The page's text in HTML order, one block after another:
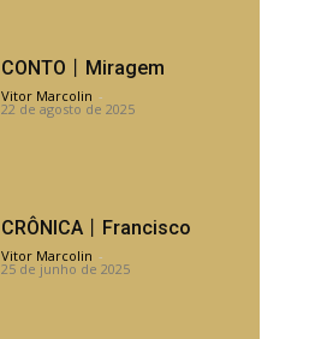
CONTO丨Miragem
Vitor Marcolin -
22 de agosto de 2025
CRÔNICA丨Francisco
Vitor Marcolin -
25 de junho de 2025